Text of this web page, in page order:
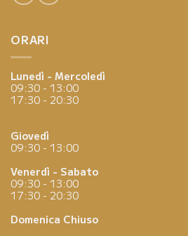
ORARI
Lunedì - Mercoledì
09:30 - 13:00
17:30 - 20:30
Giovedì
09:30 - 13:00
Venerdì - Sabato
09:30 - 13:00
17:30 - 20:30
Domenica Chiuso